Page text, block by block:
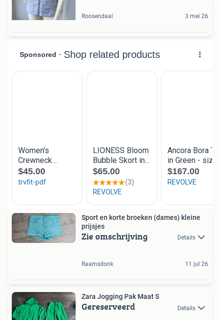
Roosendaal 3 mei 26
Sport en korte broeken (dames) kleine
prijsjes
Zie omschrijving Details
Raamsdonk 11 jul 26
Zara Jogging Pak Maat S
Gereserveerd Details